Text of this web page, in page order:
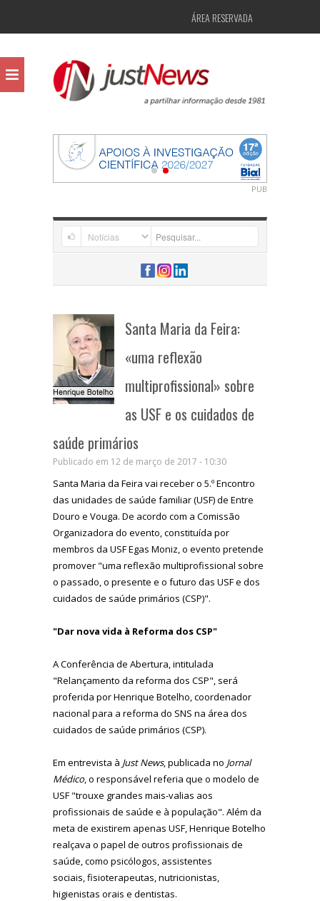
ÁREA RESERVADA
PUB
Santa Maria da Feira:
«uma reflexão
multiprofissional» sobre
as USF e os cuidados de
saúde primários
Publicado em 12 de março de 2017 - 10:30
Santa Maria da Feira vai receber o 5.º Encontro
das unidades de saúde familiar (USF) de Entre
Douro e Vouga. De acordo com a Comissão
Organizadora do evento, constituída por
membros da USF Egas Moniz, o evento pretende
promover "uma reflexão multiprofissional sobre
o passado, o presente e o futuro das USF e dos
cuidados de saúde primários (CSP)".
"Dar nova vida à Reforma dos CSP"
A Conferência de Abertura, intitulada
"Relançamento da reforma dos CSP", será
proferida por Henrique Botelho, coordenador
nacional para a reforma do SNS na área dos
cuidados de saúde primários (CSP).
Em entrevista à Just News, publicada no Jornal
Médico, o responsável referia que o modelo de
USF "trouxe grandes mais-valias aos
profissionais de saúde e à população". Além da
meta de existirem apenas USF, Henrique Botelho
realçava o papel de outros profissionais de
saúde, como psicólogos, assistentes
sociais, fisioterapeutas, nutricionistas,
higienistas orais e dentistas.